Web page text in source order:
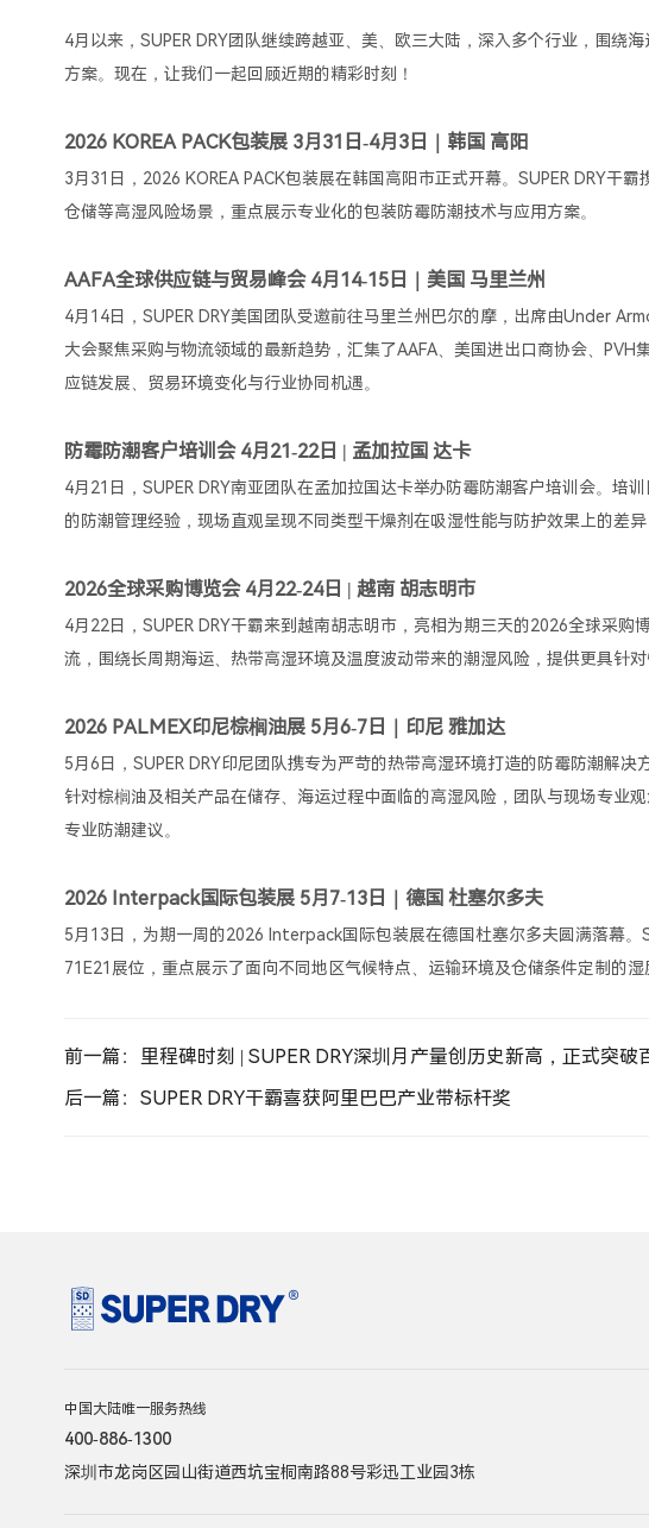
4月以来，SUPER DRY团队继续跨越亚、美、欧三大陆，深入多个行业，围绕
方案。现在，让我们一起回顾近期的精彩时刻！
2026 KOREA PACK包装展 3月31日-4月3日｜韩国 高阳
3月31日，2026 KOREA PACK包装展在韩国高阳市正式开幕。SUPER DRY干
仓储等高湿风险场景，重点展示专业化的包装防霉防潮技术与应用方案。
AAFA全球供应链与贸易峰会 4月14-15日｜美国 马里兰州
4月14日，SUPER DRY美国团队受邀前往马里兰州巴尔的摩，出席由Under
大会聚焦采购与物流领域的最新趋势，汇集了AAFA、美国进出口商协会、
应链发展、贸易环境变化与行业协同机遇。
防霉防潮客户培训会 4月21-22日 | 孟加拉国 达卡
4月21日，SUPER DRY南亚团队在孟加拉国达卡举办防霉防潮客户培训会。培
的防潮管理经验，现场直观呈现不同类型干燥剂在吸湿性能与防护效果上的差
2026全球采购博览会 4月22-24日 | 越南 胡志明市
4月22日，SUPER DRY干霸来到越南胡志明市，亮相为期三天的2026全球采
流，围绕长周期海运、热带高湿环境及温度波动带来的潮湿风险，提供更具针
2026 PALMEX印尼棕榈油展 5月6-7日｜印尼 雅加达
5月6日，SUPER DRY印尼团队携专为严苛的热带高湿环境打造的防霉防潮解决
针对棕榈油及相关产品在储存、海运过程中面临的高湿风险，团队与现场专业
专业防潮建议。
2026 Interpack国际包装展 5月7-13日｜德国 杜塞尔多夫
5月13日，为期一周的2026 Interpack国际包装展在德国杜塞尔多夫圆满落幕。
71E21展位，重点展示了面向不同地区气候特点、运输环境及仓储条件定制的
前一篇：里程碑时刻 | SUPER DRY深圳月产量创历史新高，正式突破
后一篇：SUPER DRY干霸喜获阿里巴巴产业带标杆奖
中国大陆唯一服务热线
400-886-1300
深圳市龙岗区园山街道西坑宝桐南路88号彩迅工业园3栋